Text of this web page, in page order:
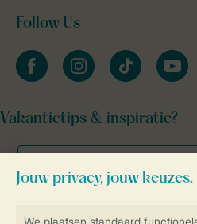
Follow Us
facebookinstagramtiktok youtube
Vakantietips & inspiratie?